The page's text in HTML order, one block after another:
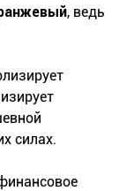
, ведь
силах.